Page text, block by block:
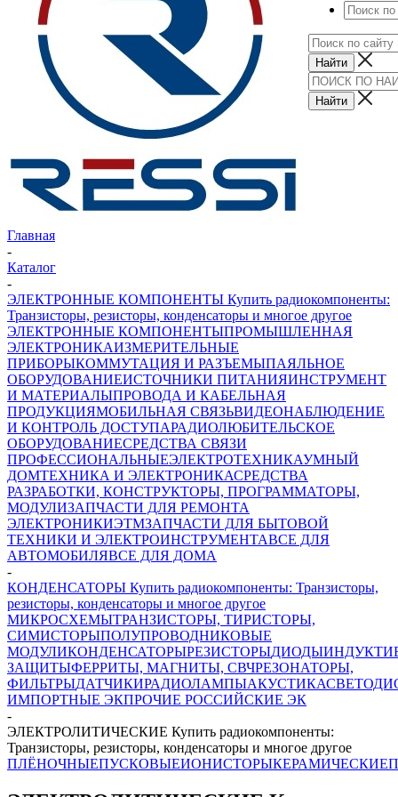
Главная
-
Каталог
-
ЭЛЕКТРОННЫЕ КОМПОНЕНТЫ Купить радиокомпоненты:
Транзисторы, резисторы, конденсаторы и многое другое
ЭЛЕКТРОННЫЕ КОМПОНЕНТЫПРОМЫШЛЕННАЯ
ЭЛЕКТРОНИКАИЗМЕРИТЕЛЬНЫЕ
ПРИБОРЫКОММУТАЦИЯ И РАЗЪЕМЫПАЯЛЬНОЕ
ОБОРУДОВАНИЕИСТОЧНИКИ ПИТАНИЯИНСТРУМЕНТ
И МАТЕРИАЛЫПРОВОДА И КАБЕЛЬНАЯ
ПРОДУКЦИЯМОБИЛЬНАЯ СВЯЗЬВИДЕОНАБЛЮДЕНИЕ
И КОНТРОЛЬ ДОСТУПАРАДИОЛЮБИТЕЛЬСКОЕ
ОБОРУДОВАНИЕСРЕДСТВА СВЯЗИ
ПРОФЕССИОНАЛЬНЫЕЭЛЕКТРОТЕХНИКАУМНЫЙ
ДОМТЕХНИКА И ЭЛЕКТРОНИКАСРЕДСТВА
РАЗРАБОТКИ, КОНСТРУКТОРЫ, ПРОГРАММАТОРЫ,
МОДУЛИЗАПЧАСТИ ДЛЯ РЕМОНТА
ЭЛЕКТРОНИКИЭТМЗАПЧАСТИ ДЛЯ БЫТОВОЙ
ТЕХНИКИ И ЭЛЕКТРОИНСТРУМЕНТАВСЕ ДЛЯ
АВТОМОБИЛЯВСЕ ДЛЯ ДОМА
-
КОНДЕНСАТОРЫ Купить радиокомпоненты: Транзисторы,
резисторы, конденсаторы и многое другое
МИКРОСХЕМЫТРАНЗИСТОРЫ, ТИРИСТОРЫ,
СИМИСТОРЫПОЛУПРОВОДНИКОВЫЕ
МОДУЛИКОНДЕНСАТОРЫРЕЗИСТОРЫДИОДЫ
ЗАЩИТЫФЕРРИТЫ, МАГНИТЫ, СВЧРЕЗОНАТОРЫ,
ФИЛЬТРЫДАТЧИКИРАДИОЛАМПЫАКУСТИКА
ИМПОРТНЫЕ ЭКПРОЧИЕ РОССИЙСКИЕ ЭК
-
ЭЛЕКТРОЛИТИЧЕСКИЕ Купить радиокомпоненты:
Транзисторы, резисторы, конденсаторы и многое другое
ПЛЁНОЧНЫЕПУСКОВЫЕИОНИСТОРЫКЕРАМИЧЕСКИЕ